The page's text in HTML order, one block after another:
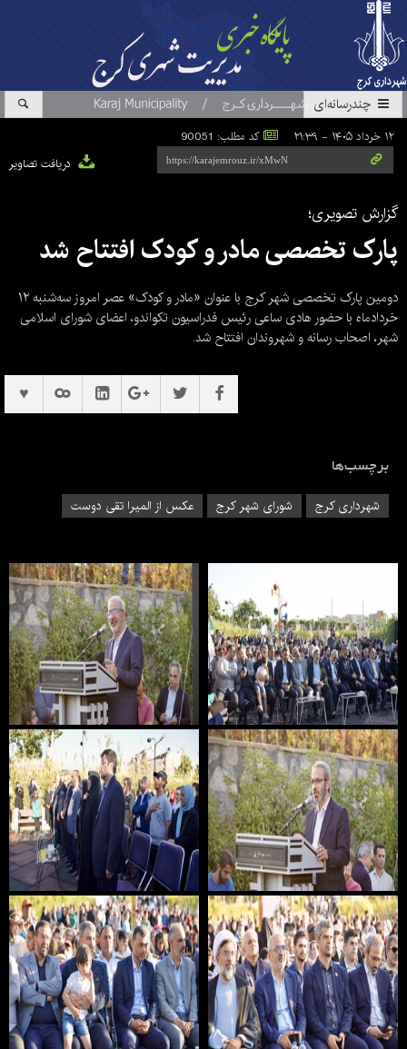
چندرسانه‌ای
۱۲ خرداد ۱۴۰۵ - ۲۱:۳۹
کد مطلب: 90051
دریافت تصاویر
گزارش تصویری؛
پارک تخصصی مادر و کودک افتتاح شد
دومین پارک تخصصی شهر کرج با عنوان «مادر و کودک» عصر امروز سه‌شنبه ۱۲
خردادماه با حضور هادی ساعی رئیس فدراسیون تکواندو، اعضای شورای اسلامی
شهر، اصحاب رسانه و شهروندان افتتاح شد.
برچسب‌ها
شهرداری کرج شورای شهر کرج عکس از المیرا تقی دوست